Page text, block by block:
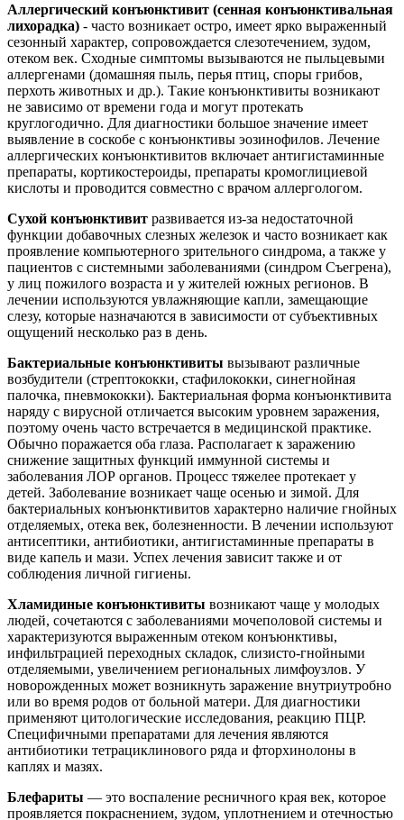
Аллергический конъюнктивит (сенная конъюнктивальная
лихорадка) - часто возникает остро, имеет ярко выраженный
сезонный характер, сопровождается слезотечением, зудом,
отеком век. Сходные симптомы вызываются не пыльцевыми
аллергенами (домашняя пыль, перья птиц, споры грибов,
перхоть животных и др.). Такие конъюнктивиты возникают
не зависимо от времени года и могут протекать
круглогодично. Для диагностики большое значение имеет
выявление в соскобе с конъюнктивы эозинофилов. Лечение
аллергических конъюнктивитов включает антигистаминные
препараты, кортикостероиды, препараты кромоглициевой
кислоты и проводится совместно с врачом аллергологом.
Сухой конъюнктивит развивается из-за недостаточной
функции добавочных слезных железок и часто возникает как
проявление компьютерного зрительного синдрома, а также у
пациентов с системными заболеваниями (синдром Съегрена),
у лиц пожилого возраста и у жителей южных регионов. В
лечении используются увлажняющие капли, замещающие
слезу, которые назначаются в зависимости от субъективных
ощущений несколько раз в день.
Бактериальные конъюнктивиты вызывают различные
возбудители (стрептококки, стафилококки, синегнойная
палочка, пневмококки). Бактериальная форма конъюнктивита
наряду с вирусной отличается высоким уровнем заражения,
поэтому очень часто встречается в медицинской практике.
Обычно поражается оба глаза. Располагает к заражению
снижение защитных функций иммунной системы и
заболевания ЛОР органов. Процесс тяжелее протекает у
детей. Заболевание возникает чаще осенью и зимой. Для
бактериальных конъюнктивитов характерно наличие гнойных
отделяемых, отека век, болезненности. В лечении используют
антисептики, антибиотики, антигистаминные препараты в
виде капель и мази. Успех лечения зависит также и от
соблюдения личной гигиены.
Хламидиные конъюнктивиты возникают чаще у молодых
людей, сочетаются с заболеваниями мочеполовой системы и
характеризуются выраженным отеком конъюнктивы,
инфильтрацией переходных складок, слизисто-гнойными
отделяемыми, увеличением региональных лимфоузлов. У
новорожденных может возникнуть заражение внутриутробно
или во время родов от больной матери. Для диагностики
применяют цитологические исследования, реакцию ПЦР.
Специфичными препаратами для лечения являются
антибиотики тетрациклинового ряда и фторхинолоны в
каплях и мазях.
Блефариты — это воспаление ресничного края век, которое
проявляется покраснением, зудом, уплотнением и отечностью